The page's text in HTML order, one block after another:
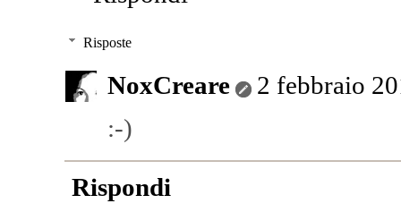
Risposte
NoxCreare
2 febbraio
:-)
Rispondi